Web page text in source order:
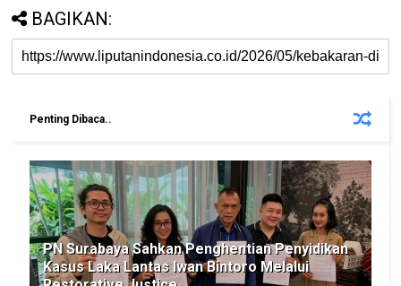
BAGIKAN:
Penting Dibaca..
PN Surabaya Sahkan Penghentian Penyidikan
Kasus Laka Lantas Iwan Bintoro Melalui